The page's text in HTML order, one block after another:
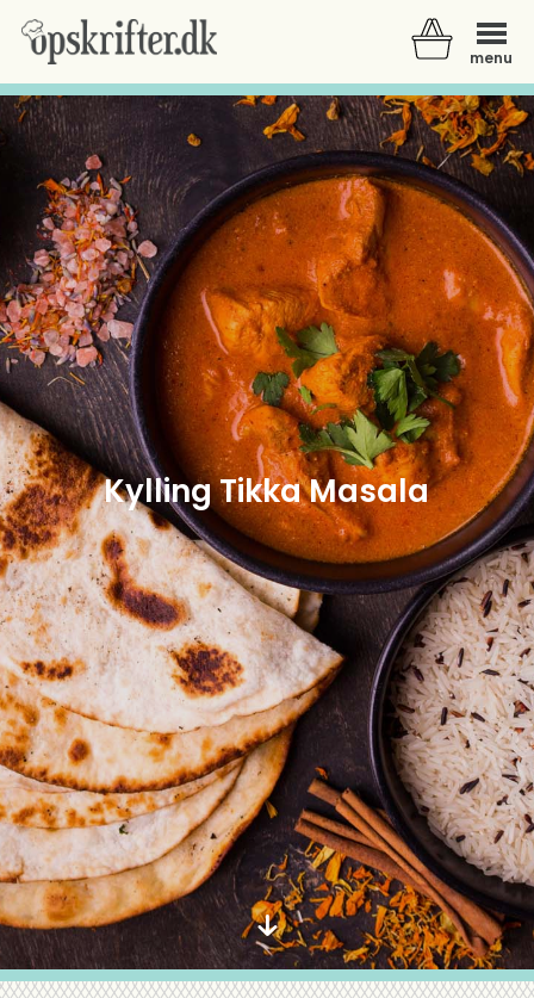
menu
Der er ingen varer i din kurv.
Kylling Tikka Masala